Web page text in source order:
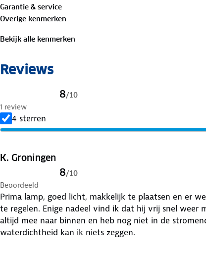
Garantie & service
Overige kenmerken
Bekijk alle kenmerken
Reviews
8/10
1 review
4 sterren
K. Groningen
8/10
Beoordeeld
Prima lamp, goed licht, makkelijk te plaatsen en er
te regelen. Enige nadeel vind ik dat hij vrij snel weer
altijd mee naar binnen en heb nog niet in de
waterdichtheid kan ik niets zeggen.